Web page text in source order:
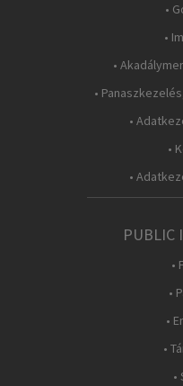
•
•
•
•
•
•
•
PUBLIC
•
•
•
•
•